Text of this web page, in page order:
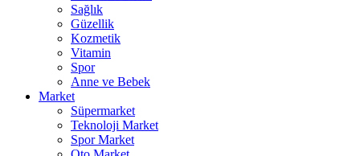
Sağlık
Güzellik
Kozmetik
Vitamin
Spor
Anne ve Bebek
Market
Süpermarket
Teknoloji Market
Spor Market